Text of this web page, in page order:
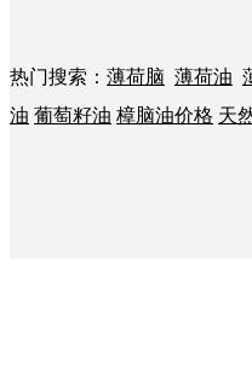
热门搜索： 薄荷脑 薄荷油
油 葡萄籽油 樟脑油价格 天